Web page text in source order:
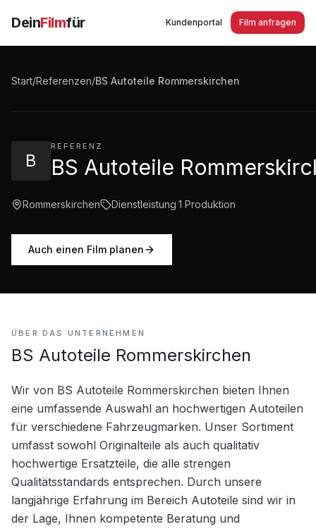
DeinFilmfür Kundenportal Film anfragen
Start/Referenzen/BS Autoteile Rommerskirchen
B
REFERENZ
BS Autoteile
Rommerskirchen Dienstleistung·1 Produktion
Auch einen Film planen
BS Autoteile Rommerskirchen
ÜBER DAS UNTERNEHMEN
BS Autoteile Rommerskirchen
Wir von BS Autoteile Rommerskirchen bieten Ihnen
eine umfassende Auswahl an hochwertigen Autoteilen
für verschiedene Fahrzeugmarken. Unser Sortiment
umfasst sowohl Originalteile als auch qualitativ
hochwertige Ersatzteile, die alle strengen
Qualitätsstandards entsprechen. Durch unsere
langjährige Erfahrung im Bereich Autoteile sind wir in
der Lage, Ihnen kompetente Beratung und